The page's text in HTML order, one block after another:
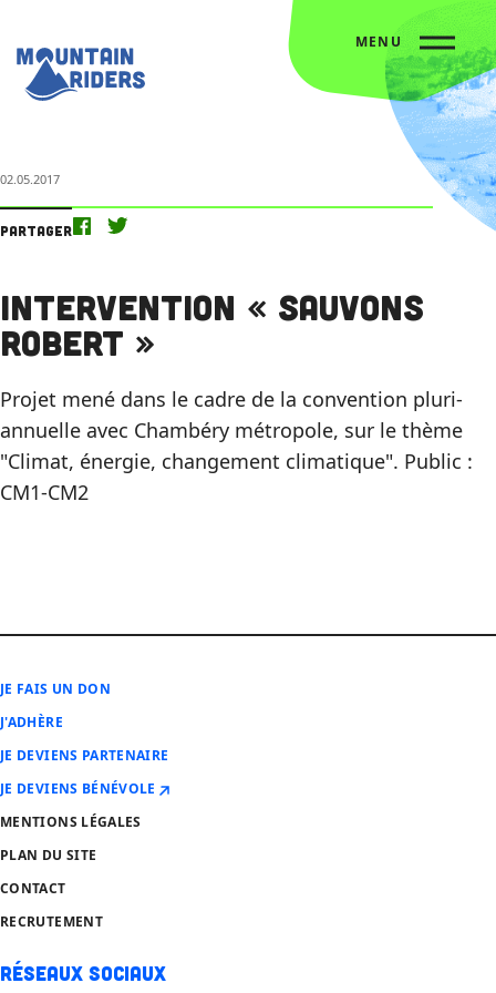
MENU
02.05.2017
Partager
Intervention « Sauvons
Robert »
Projet mené dans le cadre de la convention pluri-
annuelle avec Chambéry métropole, sur le thème
"Climat, énergie, changement climatique". Public :
CM1-CM2
JE FAIS UN DON
J'ADHÈRE
JE DEVIENS PARTENAIRE
JE DEVIENS BÉNÉVOLE
MENTIONS LÉGALES
PLAN DU SITE
CONTACT
RECRUTEMENT
Réseaux sociaux